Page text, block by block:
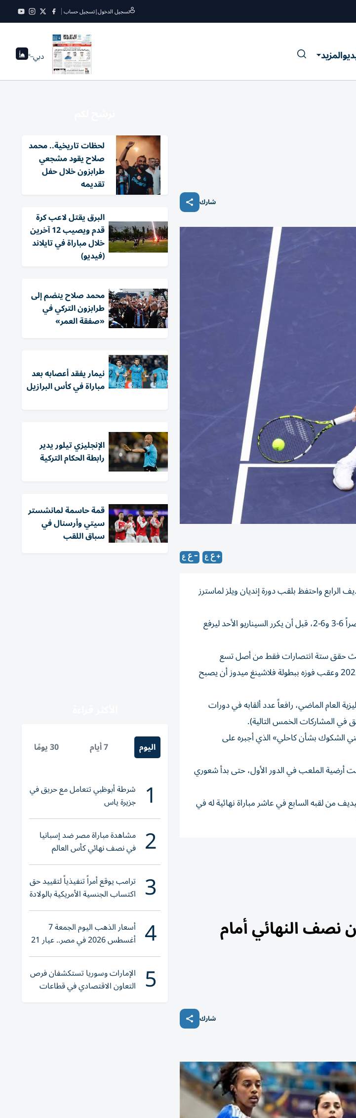
تسجيل الدخول|تسجيل حساب
المزيد دبي--°
شارك
الرابع واحتفظ بلقب دورة إنديان ويلز لماسترز
وسبق للاعبين أن تواجها في نهائي العام الماضي حين خرج الإسباني البالغ 20 عاماً منتصراً 6-3 و6-2، قبل أن يكرر السيناريو الأحد ليرفع
أولى دورات الماسترز الألف نقطة للموسم بسجل متواضع في 2024 حيث حقق ستة انتصارات فقط من أصل تسع
مباريات، لكنه بدا أنه استعاد في إنديان ويلز شيئاً من المستوى الذي خوله في سبتمبر 2022 وعقب فوزه ببطولة فلاشينغ ميدوز أن يصبح
العام الماضي، رافعاً عدد ألقابه في دورات
الشكوك بشأن كاحلي» الذي أجبره على
أرضية الملعب في الدور الأول، حتى بدأ شعوري
13 من أصل 17 مباراة نهائية، حارماً مدفيديف من لقبه السابع في عاشر مباراة نهائية له في
النهائي أمام
شارك
لحظات تاريخية.. محمد
صلاح يقود مشجعي
طرابزون خلال حفل
تقديمه
البرق يقتل لاعب كرة
قدم ويصيب 12 آخرين
خلال مباراة في تايلاند
(فيديو)
محمد صلاح ينضم إلى
طرابزون التركي في
«صفقة العمر»
نيمار يفقد أعصابه بعد
مباراة في كأس البرازيل
الإنجليزي تيلور يدير
رابطة الحكام التركية
قمة حاسمة لمانشستر
سيتي وأرسنال في
سباق اللقب
اليوم 7 أيام 30 يومًا
1 شرطة أبوظبي تتعامل مع حريق في
جزيرة ياس
2 مشاهدة مباراة مصر ضد إسبانيا
في نصف نهائي كأس العالم
لناشئات اليد 2026
3 ترامب يوقع أمراً تنفيذياً لتقييد حق
اكتساب الجنسية الأمريكية بالولادة
4 أسعار الذهب اليوم الجمعة 7
أغسطس 2026 في مصر.. عيار 21
يقترب من هذا الرقم
5 الإمارات وسوريا تستكشفان فرص
التعاون الاقتصادي في قطاعات